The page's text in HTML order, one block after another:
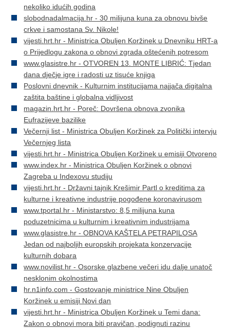
nekoliko idućih godina
slobodnadalmacija.hr - 30 milijuna kuna za obnovu bivše
crkve i samostana Sv. Nikole!
vijesti.hrt.hr - Ministrica Obuljen Koržinek u Dnevniku HRT-a
o Prijedlogu zakona o obnovi zgrada oštećenih potresom
www.glasistre.hr - OTVOREN 13. MONTE LIBRIĆ: Tjedan
dana dječje igre i radosti uz tisuće knjiga
Poslovni dnevnik - Kulturnim institucijama najjača digitalna
zaštita baštine i globalna vidljivost
magazin.hrt.hr - Poreč: Dovršena obnova zvonika
Eufrazijeve bazilike
Večernji list - Ministrica Obuljen Koržinek za Politički intervju
Večernjeg lista
vijesti.hrt.hr - Ministrica Obuljen Koržinek u emisiji Otvoreno
www.index.hr - Ministrica Obuljen Koržinek o obnovi
Zagreba u Indexovu studiju
vijesti.hrt.hr - Državni tajnik Krešimir Partl o kreditima za
kulturne i kreativne industrije pogođene koronavirusom
www.tportal.hr - Ministarstvo: 8,5 milijuna kuna
poduzetnicima u kulturnim i kreativnim industrijama
www.glasistre.hr - OBNOVA KAŠTELA PETRAPILOSA
Jedan od najboljih europskih projekata konzervacije
kulturnih dobara
www.novilist.hr - Osorske glazbene večeri idu dalje unatoč
nesklonim okolnostima
hr.n1info.com - Gostovanje ministrice Nine Obuljen
Koržinek u emisiji Novi dan
vijesti.hrt.hr - Ministrica Obuljen Koržinek u Temi dana:
Zakon o obnovi mora biti pravičan, podignuti razinu